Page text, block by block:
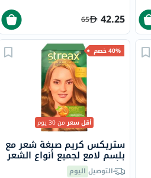
42.25
65
40% خصم
أقل سعرمن 30 يوم
ستريكس كريم صبغة شعر مع
بلسم لامع لجميع أنواع الشعر
- أشقر ذهبي 7.3
التوصيل اليوم